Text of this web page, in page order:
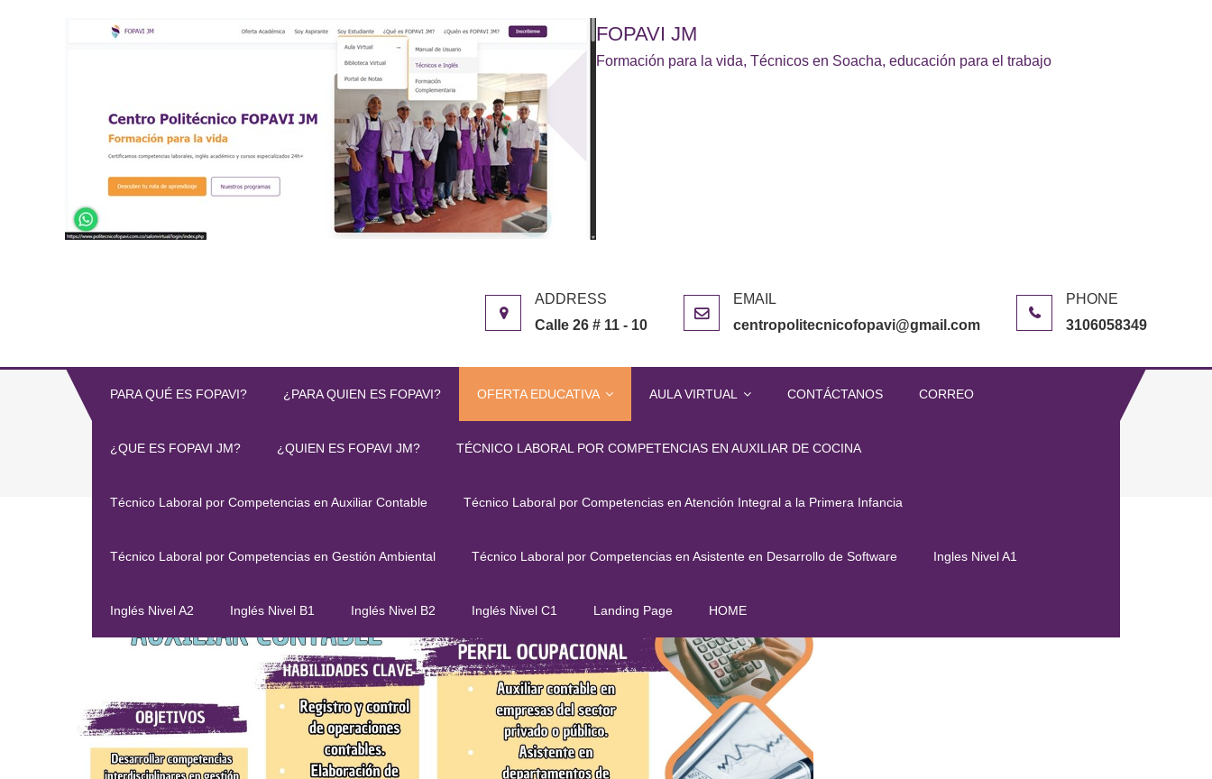
FOPAVI JM
Formación para la vida, Técnicos en Soacha, educación para el trabajo
Calle 26 # 11 - 10 centropolitecnicofopavi@gmail.com 3106058349
PARA QUÉ ES FOPAVI? ¿PARA QUIEN ES FOPAVI? OFERTA EDUCATIVA AULA VIRTUAL CONTÁCTANOS CORREO
¿QUE ES FOPAVI JM? ¿QUIEN ES FOPAVI JM? TÉCNICO LABORAL POR COMPETENCIAS EN AUXILIAR DE COCINA
Técnico Laboral por Competencias en Auxiliar Contable Técnico Laboral por Competencias en Atención Integral a la Primera Infancia
Técnico Laboral por Competencias en Gestión Ambiental Técnico Laboral por Competencias en Asistente en Desarrollo de Software Ingles Nivel A1
Inglés Nivel A2 Inglés Nivel B1 Inglés Nivel B2 Inglés Nivel C1 Landing Page HOME
TÉCNICO LABORAL POR COMPETENCIAS EN AUXILIAR CONTABLE